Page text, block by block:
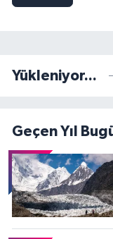
Yükleniyor...
Geçen Yıl